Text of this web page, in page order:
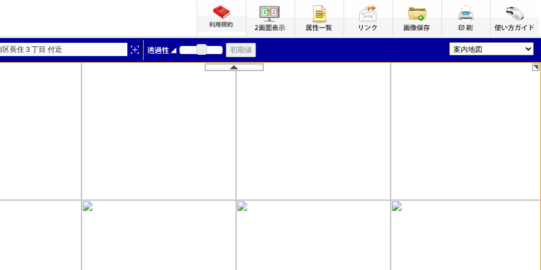
区長住３丁目 付近